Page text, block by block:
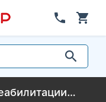
Беговые дорожки для реабилитации с удлиненными поручнями для восстановительной терапии